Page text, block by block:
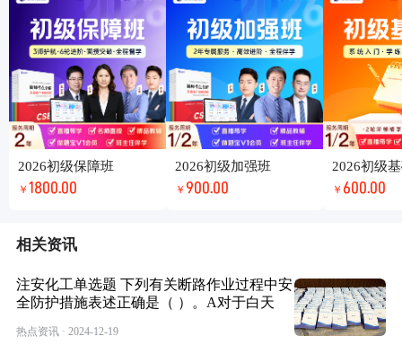
2026初级保障班
￥ 1800.00
2026初级加强班
￥ 900.00
2026初级
￥ 600.00
相关资讯
注安化工单选题 下列有关断路作业过程中安
全防护措施表述正确是（ ）。A对于白天
热点资讯 · 2024-12-19